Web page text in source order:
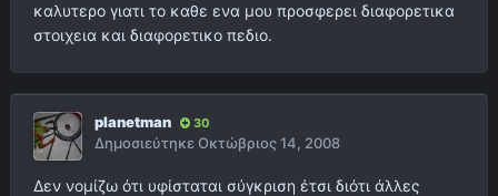
καλυτερο γιατι το καθε ενα μου προσφερει διαφορετικα
στοιχεια και διαφορετικο πεδιο.
planetman 30
ΔημοσιεύτηκεΟκτώβριος 14, 2008
Δεν νομίζω ότι υφίσταται σύγκριση έτσι διότι άλλες